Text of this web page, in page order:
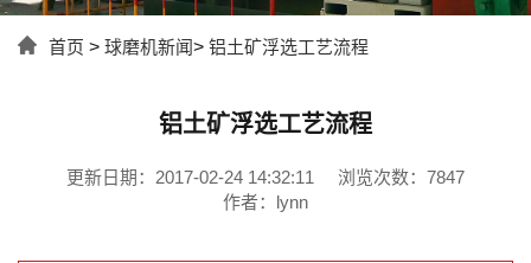
首页 > 球磨机新闻> 铝土矿浮选工艺流程
铝土矿浮选工艺流程
更新日期：2017-02-24 14:32:11
浏览次数：7847
作者：lynn